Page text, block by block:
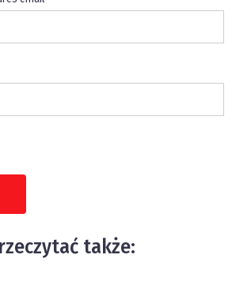
także: